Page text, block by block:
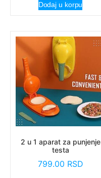
Dodaj u korpu
2 u 1 aparat za punjenje
testa
799.00 RSD